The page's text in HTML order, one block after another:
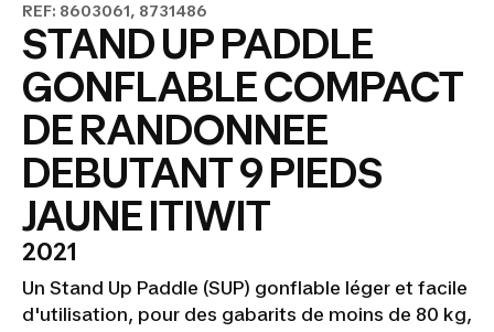
REF: 8603061, 8731486
STAND UP PADDLE
GONFLABLE COMPACT
DE RANDONNEE
DEBUTANT 9 PIEDS
JAUNE ITIWIT
2021
Un Stand Up Paddle (SUP) gonflable léger et facile
d'utilisation, pour des gabarits de moins de 80 kg,